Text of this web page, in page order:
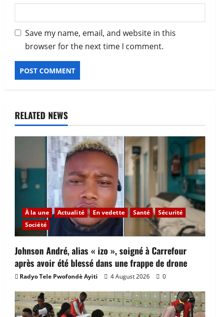
Save my name, email, and website in this
browser for the next time I comment.
RELATED NEWS
À la une Actualité En vedette Santé
Sécurité
Société
Johnson André, alias « izo », soigné à Carrefour
après avoir été blessé dans une frappe de drone
Radyo Tele Pwofondè Ayiti 4 August 2026 0